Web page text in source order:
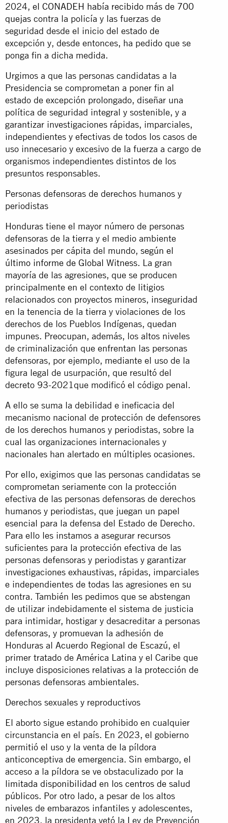
2024, el CONADEH había recibido más de 700
quejas contra la policía y las fuerzas de
seguridad desde el inicio del estado de
excepción y, desde entonces, ha pedido que se
ponga fin a dicha medida.
Urgimos a que las personas candidatas a la
Presidencia se comprometan a poner fin al
estado de excepción prolongado, diseñar una
política de seguridad integral y sostenible, y a
garantizar investigaciones rápidas, imparciales,
independientes y efectivas de todos los casos de
uso innecesario y excesivo de la fuerza a cargo de
organismos independientes distintos de los
presuntos responsables.
Personas defensoras de derechos humanos y
periodistas
Honduras tiene el mayor número de personas
defensoras de la tierra y el medio ambiente
asesinados per cápita del mundo, según el
último informe de Global Witness. La gran
mayoría de las agresiones, que se producen
principalmente en el contexto de litigios
relacionados con proyectos mineros, inseguridad
en la tenencia de la tierra y violaciones de los
derechos de los Pueblos Indígenas, quedan
impunes. Preocupan, además, los altos niveles
de criminalización que enfrentan las personas
defensoras, por ejemplo, mediante el uso de la
figura legal de usurpación, que resultó del
decreto 93-2021que modificó el código penal.
A ello se suma la debilidad e ineficacia del
mecanismo nacional de protección de defensores
de los derechos humanos y periodistas, sobre la
cual las organizaciones internacionales y
nacionales han alertado en múltiples ocasiones.
Por ello, exigimos que las personas candidatas se
comprometan seriamente con la protección
efectiva de las personas defensoras de derechos
humanos y periodistas, que juegan un papel
esencial para la defensa del Estado de Derecho.
Para ello les instamos a asegurar recursos
suficientes para la protección efectiva de las
personas defensoras y periodistas y garantizar
investigaciones exhaustivas, rápidas, imparciales
e independientes de todas las agresiones en su
contra. También les pedimos que se abstengan
de utilizar indebidamente el sistema de justicia
para intimidar, hostigar y desacreditar a personas
defensoras, y promuevan la adhesión de
Honduras al Acuerdo Regional de Escazú, el
primer tratado de América Latina y el Caribe que
incluye disposiciones relativas a la protección de
personas defensoras ambientales.
Derechos sexuales y reproductivos
El aborto sigue estando prohibido en cualquier
circunstancia en el país. En 2023, el gobierno
permitió el uso y la venta de la píldora
anticonceptiva de emergencia. Sin embargo, el
acceso a la píldora se ve obstaculizado por la
limitada disponibilidad en los centros de salud
públicos. Por otro lado, a pesar de los altos
niveles de embarazos infantiles y adolescentes,
en 2023, la presidenta vetó la Ley de Prevención